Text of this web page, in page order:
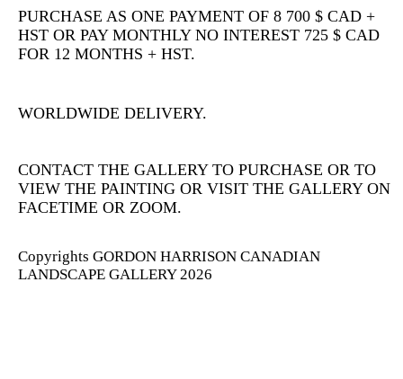
PURCHASE AS ONE PAYMENT OF 8 700 $ CAD +
HST OR PAY MONTHLY NO INTEREST 725 $ CAD
FOR 12 MONTHS + HST.
WORLDWIDE DELIVERY.
CONTACT THE GALLERY TO PURCHASE OR TO
VIEW THE PAINTING OR VISIT THE GALLERY ON
FACETIME OR ZOOM.
Copyrights GORDON HARRISON CANADIAN
LANDSCAPE GALLERY 2026